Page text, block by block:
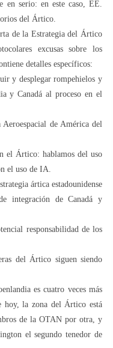
en serio: en este caso, EE.
del Ártico.
de la Estrategia del Ártico
excusas sobre los
detalles específicos:
y desplegar rompehielos y
y Canadá al proceso en el
de América del
el Ártico: hablamos del uso
el uso de IA.
ártica estadounidense
integración de Canadá y
responsabilidad de los
del Ártico siguen siendo
es cuatro veces más
hoy, la zona del Ártico está
de la OTAN por otra, y
el segundo tenedor de